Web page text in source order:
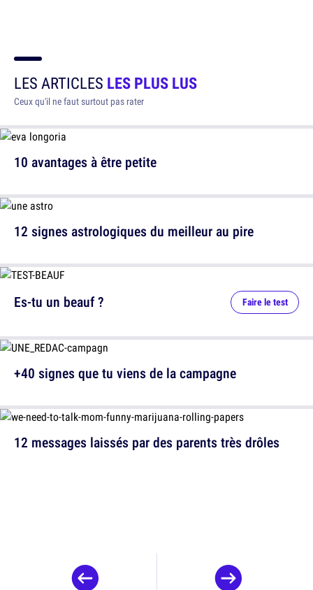
LES ARTICLES LES PLUS LUS
Ceux qu'il ne faut surtout pas rater
10 avantages à être petite
12 signes astrologiques du meilleur au pire
12 messages laissés par des parents très drôles
Es-tu un beauf ? Faire le test
+40 signes que tu viens de la campagne